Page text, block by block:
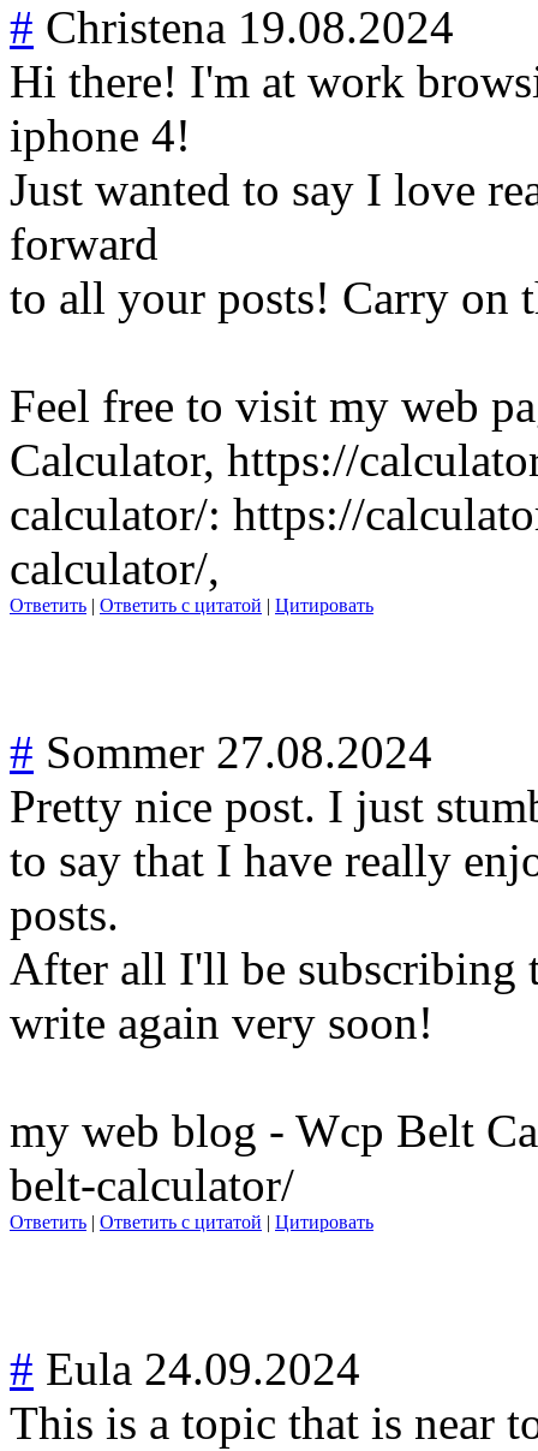
# Christena 19.08.2024
Hi there! I'm at work
iphone 4!
Just wanted to say I love
forward
to all your posts! Carry on
Feel free to visit my web
Calculator, https://
calculator/: https://
calculator/,
Ответить | Ответить с цитатой | Цитировать
# Sommer 27.08.2024
Pretty nice post. I just
to say that I have really
posts.
After all I'll be subscribing
write again very soon!
my web blog - Wcp Belt
belt-calculator/
Ответить | Ответить с цитатой | Цитировать
# Eula 24.09.2024
This is a topic that is near